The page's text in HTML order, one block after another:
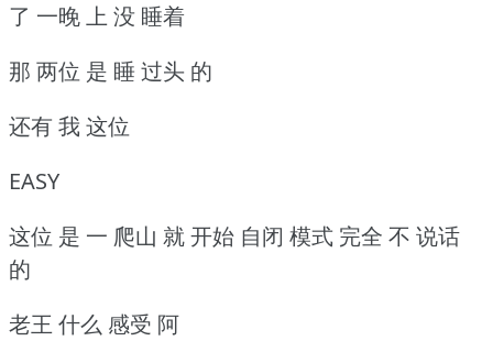
了 一晚 上 没 睡着
那 两位 是 睡 过头 的
还有 我 这位
EASY
这位 是 一 爬山 就 开始 自闭 模式 完全 不 说话
的
老王 什么 感受 阿